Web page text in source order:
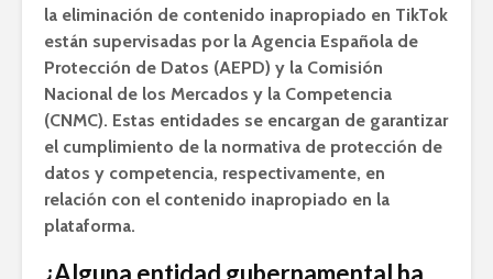
la eliminación de contenido inapropiado en TikTok
están supervisadas por la Agencia Española de
Protección de Datos (AEPD) y la Comisión
Nacional de los Mercados y la Competencia
(CNMC). Estas entidades se encargan de garantizar
el cumplimiento de la normativa de protección de
datos y competencia, respectivamente, en
relación con el contenido inapropiado en la
plataforma.
¿Alguna entidad gubernamental ha